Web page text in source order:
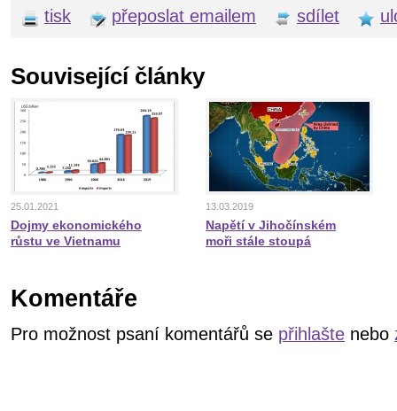
tisk přeposlat emailem sdílet
Související články
25.01.2021
Dojmy ekonomického
růstu ve Vietnamu
13.03.2019
Napětí v Jihočínském
moři stále stoupá
Komentáře
Pro možnost psaní komentářů se přihlašte nebo